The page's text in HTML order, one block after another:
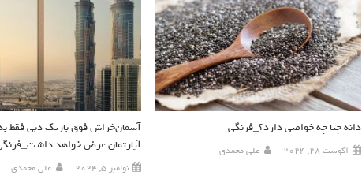
آسمان‌خراش فوق باریک دبی فقط
آپارتمان عرض خواهد
نوامبر 5, 2024 علی محمدی
دانه چیا چه خواصی دارد؟_فرنگی
آگوست 28, 2024 علی محمدی